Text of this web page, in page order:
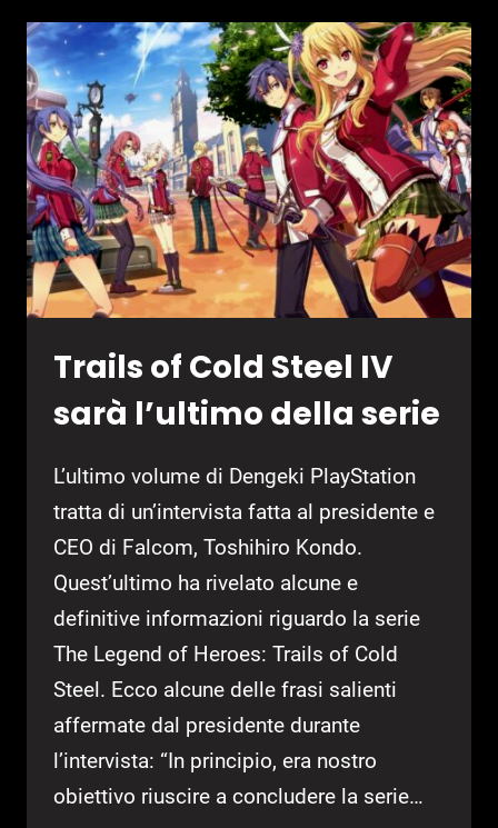
PERSONALE
PER
CREARE
NUOVI
TITOLI
Trails of Cold Steel IV
sarà l’ultimo della serie
L’ultimo volume di Dengeki PlayStation
tratta di un’intervista fatta al presidente e
CEO di Falcom, Toshihiro Kondo.
Quest’ultimo ha rivelato alcune e
definitive informazioni riguardo la serie
The Legend of Heroes: Trails of Cold
Steel. Ecco alcune delle frasi salienti
affermate dal presidente durante
l’intervista: “In principio, era nostro
obiettivo riuscire a concludere la serie…